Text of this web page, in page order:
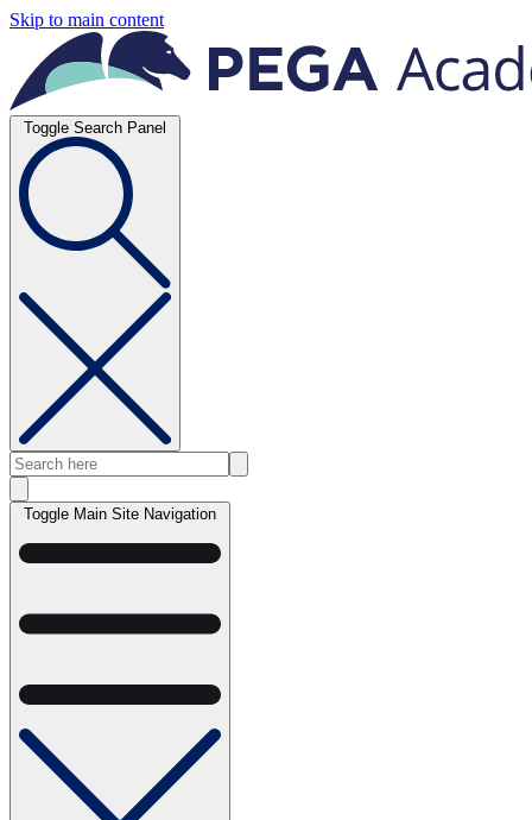
Skip to main content
Toggle Search Panel
Toggle Main Site Navigation